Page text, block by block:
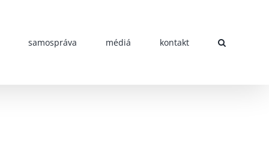
samospráva médiá kontakt